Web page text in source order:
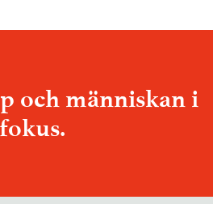
och människan i
fokus.